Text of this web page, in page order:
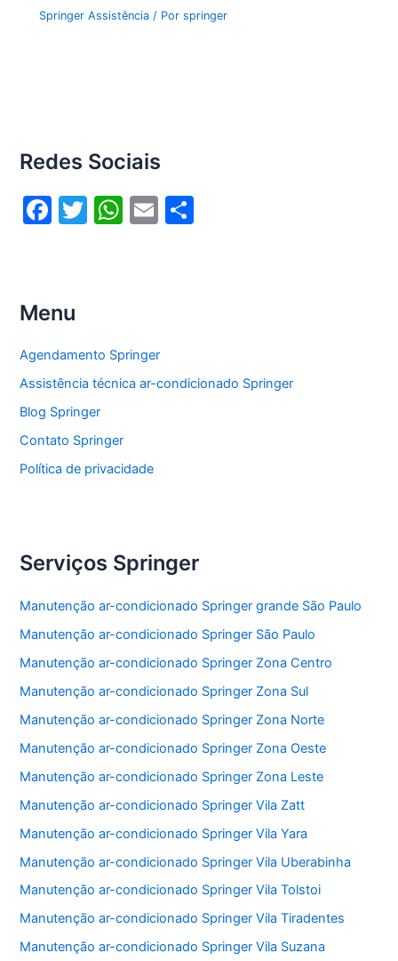
Springer Assistência / Porspringer
Redes Sociais
F
b
o
o
k
T
W
p
p
E
Menu
Agendamento Springer
Assistência técnica ar-condicionado Springer
Blog Springer
Contato Springer
Política de privacidade
Serviços Springer
Manutenção ar-condicionado Springer grande São Paulo
Manutenção ar-condicionado Springer São Paulo
Manutenção ar-condicionado Springer Zona Centro
Manutenção ar-condicionado Springer Zona Sul
Manutenção ar-condicionado Springer Zona Norte
Manutenção ar-condicionado Springer Zona Oeste
Manutenção ar-condicionado Springer Zona Leste
Manutenção ar-condicionado Springer Vila Zatt
Manutenção ar-condicionado Springer Vila Yara
Manutenção ar-condicionado Springer Vila Uberabinha
Manutenção ar-condicionado Springer Vila Tolstoi
Manutenção ar-condicionado Springer Vila Tiradentes
Manutenção ar-condicionado Springer Vila Suzana